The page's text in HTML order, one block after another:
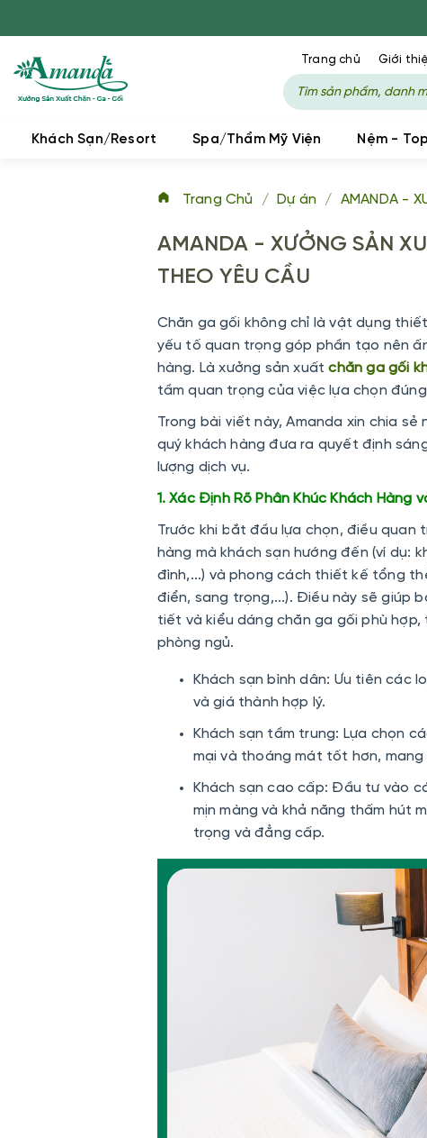
AMANDA -
Trang chủ Giới
Khách Sạn/Resort Spa/Thẩm Mỹ Viện Nệm -
Trang Chủ / Dự án / AMANDA -
AMANDA - XƯỞNG SẢN
THEO YÊU CẦU
Chăn ga gối không chỉ là vật dụng
yếu tố quan trọng góp phần tạo nên
hàng. Làxưởng sản xuấtchăn ga gối
tầm quan trọng của việc lựa chọn
Trong bài viết này, Amanda xin chia
quý khách hàng đưa ra quyết định
lượng dịch vụ.
1. Xác Định Rõ Phân Khúc Khách Hàng
Trước khi bắt đầu lựa chọn, điều quan
hàng mà khách sạn hướng đến (ví dụ:
đình,...) và phong cách thiết kế tổng
điển, sang trọng,...). Điều này sẽ giúp
tiết và kiểu dáng chăn ga gối phù
phòng ngủ.
Khách sạn bình dân: Ưu tiên các
và giá thành hợp lý.
Khách sạn tầm trung: Lựa chọn
mại và thoáng mát tốt hơn,
Khách sạn cao cấp: Đầu tư vào
mịn màng và khả năng thấm hút
trọng và đẳng cấp.